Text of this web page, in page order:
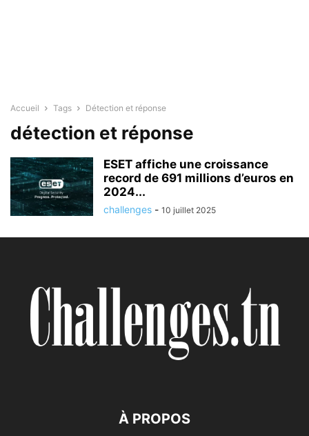
Accueil Tags Détection et réponse
détection et réponse
ESET affiche une croissance
record de 691 millions d’euros en
2024...
challenges - 10 juillet 2025
À PROPOS